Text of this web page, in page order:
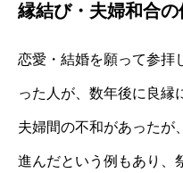
縁結び・夫婦和合の
恋愛・結婚を願って参拝
った人が、数年後に良縁
夫婦間の不和があったが
進んだという例もあり、